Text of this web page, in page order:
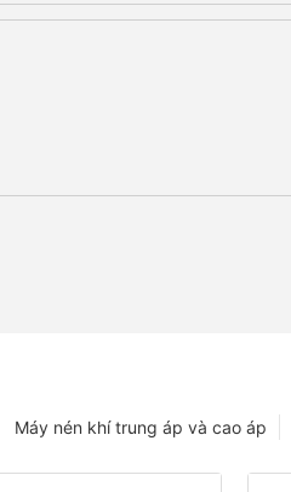
Máy nén khí trung áp và cao áp